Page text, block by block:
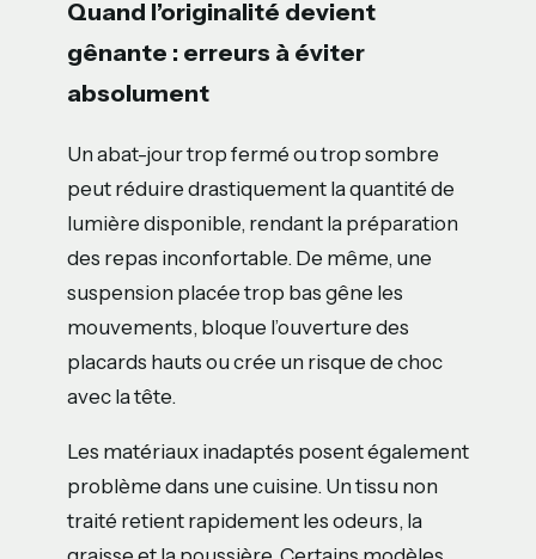
Quand l’originalité devient
gênante : erreurs à éviter
absolument
Un abat-jour trop fermé ou trop sombre
peut réduire drastiquement la quantité de
lumière disponible, rendant la préparation
des repas inconfortable. De même, une
suspension placée trop bas gêne les
mouvements, bloque l’ouverture des
placards hauts ou crée un risque de choc
avec la tête.
Les matériaux inadaptés posent également
problème dans une cuisine. Un tissu non
traité retient rapidement les odeurs, la